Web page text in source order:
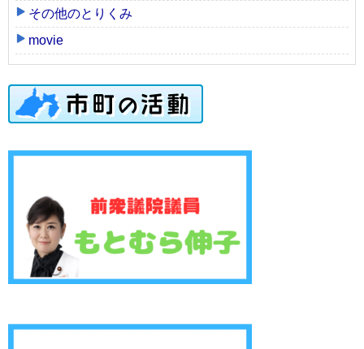
その他のとりくみ
movie